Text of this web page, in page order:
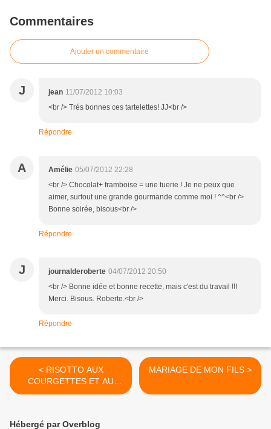
Commentaires
Ajouter un commentaire
J jean 11/07/2012 10:03
<br /> Trés bonnes ces tartelettes! JJ<br />
Répondre
A Amélie 05/07/2012 22:28
<br /> Chocolat+ framboise = une tuerie ! Je ne peux que
aimer, surtout une grande gourmande comme moi ! ^^<br />
Bonne soirée, bisous<br />
Répondre
J journalderoberte 04/07/2012 20:50
<br /> Bonne idée et bonne recette, mais c'est du travail !!!
Merci. Bisous. Roberte.<br />
Répondre
< RISOTTO AUX
COURGETTES ET AU
JAMBON BLANC
MARIAGE DE MON FILS >
Hébergé par Overblog